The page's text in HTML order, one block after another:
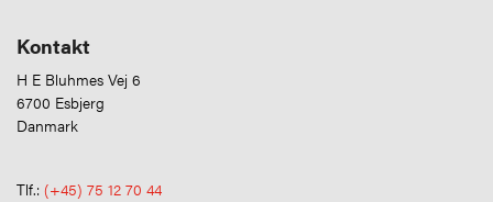
Kontakt
H E Bluhmes Vej 6
6700 Esbjerg
Danmark
Tlf.: (+45) 75 12 70 44